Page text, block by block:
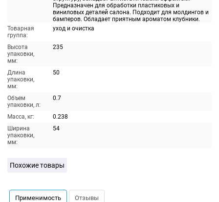
Предназначен для обработки пластиковых и
виниловых деталей салона. Подходит для молдингов и
бамперов. Обладает приятным ароматом клубники.
Товарная
группа:
уход и очистка
Высота
упаковки,
мм:
235
Длина
упаковки,
мм:
50
Объем
упаковки, л:
0.7
Масса, кг:
0.238
Ширина
упаковки,
мм:
54
Похожие товары
Применимость Отзывы